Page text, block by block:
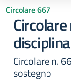
Circolare 667
Circolare n.
sostegno